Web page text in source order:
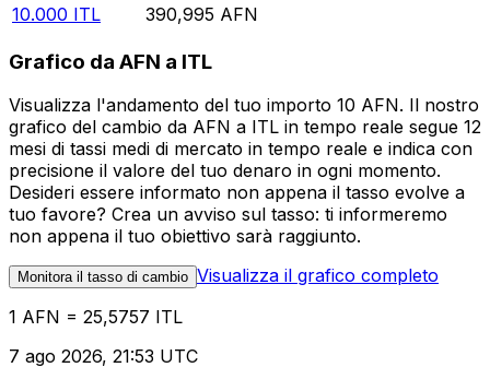
10.000 ITL 390,995 AFN
Grafico da AFN a ITL
Visualizza l'andamento del tuo importo 10 AFN. Il nostro
grafico del cambio da AFN a ITL in tempo reale segue 12
mesi di tassi medi di mercato in tempo reale e indica con
precisione il valore del tuo denaro in ogni momento.
Desideri essere informato non appena il tasso evolve a
tuo favore? Crea un avviso sul tasso: ti informeremo
non appena il tuo obiettivo sarà raggiunto.
Monitora il tasso di cambio Visualizza il grafico completo
1 AFN = 25,5757 ITL
7 ago 2026, 21:53 UTC